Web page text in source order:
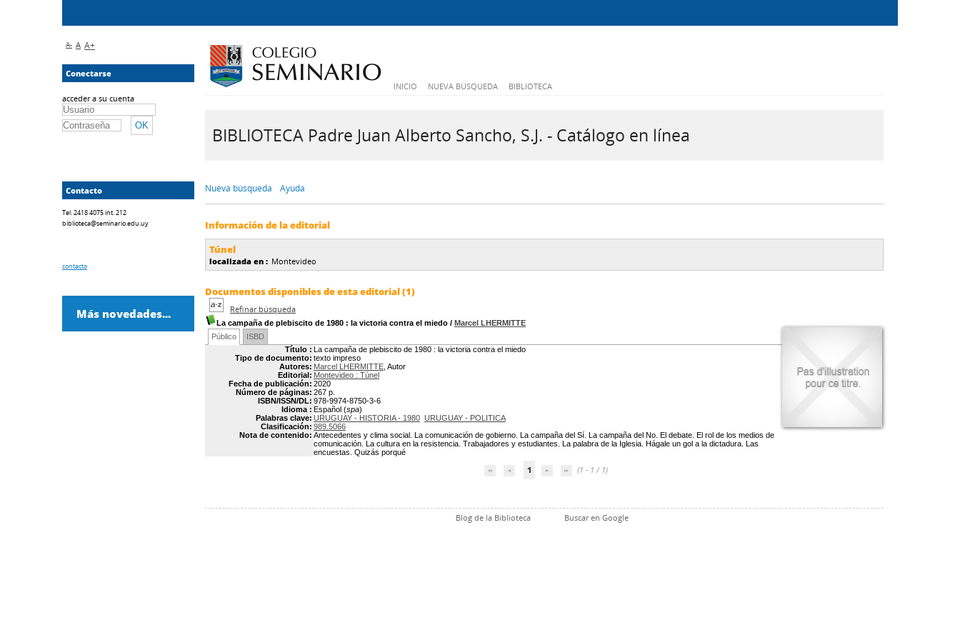
INICIO NUEVA BÚSQUEDA BIBLIOTECA
BIBLIOTECA Padre Juan Alberto Sancho, S.J. - Catálogo en línea
Nueva búsqueda Ayuda
Información de la editorial
Túnel
localizada en : Montevideo
Documentos disponibles de esta editorial (1)
Refinar búsqueda
La campaña de plebiscito de 1980 : la victoria contra el miedo / Marcel LHERMITTE
Público
ISBD
Título : La campaña de plebiscito de 1980 : la victoria contra el miedo
Tipo de documento: texto impreso
Autores: Marcel LHERMITTE , Autor
Editorial: Montevideo : Túnel
Fecha de publicación: 2020
Número de páginas: 267 p.
ISBN/ISSN/DL: 978-9974-8750-3-6
Idioma : Español (spa)
Palabras clave: URUGUAY - HISTORIA - 1980 URUGUAY - POLITICA
Clasificación: 989.5066
Nota de contenido: Antecedentes y clima social. La comunicación de gobierno. La campaña del Sí. La campaña del No. El debate. El rol de los medios de
comunicación. La cultura en la resistencia. Trabajadores y estudiantes. La palabra de la Iglesia. Hágale un gol a la dictadura. Las
encuestas. Quizás porqué
1 (1 - 1 / 1)
Blog de la Biblioteca Buscar en Google
A- A A+
Conectarse
acceder a su cuenta
Contacto
Tel. 2418 4075 int. 212
biblioteca@seminario.edu.uy
contacto
Más novedades...